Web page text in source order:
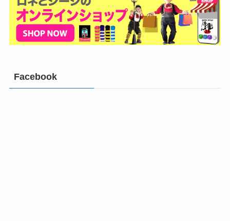
Facebook